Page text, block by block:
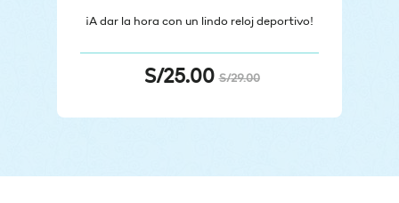
¡A dar la hora con un lindo reloj deportivo!
S/29.00
S/25.00